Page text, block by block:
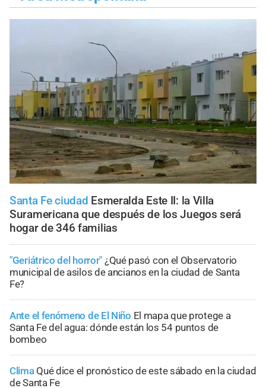
Santa Fe ciudad Esmeralda Este II: la Villa
Suramericana que después de los Juegos será
hogar de 346 familias
"Geriátrico del horror" ¿Qué pasó con el Observatorio
municipal de asilos de ancianos en la ciudad de Santa
Fe?
Ante el fenómeno de El Niño El mapa que protege a
Santa Fe del agua: dónde están los 54 puntos de
bombeo
Clima Qué dice el pronóstico de este sábado en la ciudad
de Santa Fe